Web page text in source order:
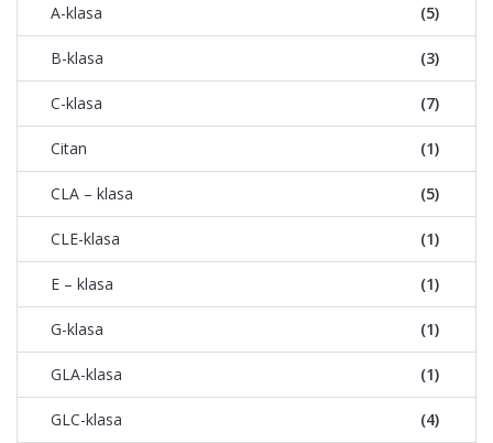
A-klasa (5)
B-klasa (3)
C-klasa (7)
Citan (1)
CLA – klasa (5)
CLE-klasa (1)
E – klasa (1)
G-klasa (1)
GLA-klasa (1)
GLC-klasa (4)